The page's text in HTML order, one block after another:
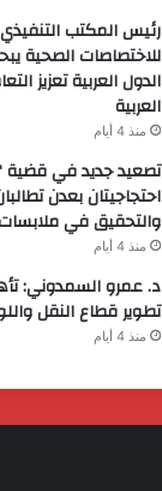
رئيس المكتب
للاختصاصات الصحية
الدول العربية تعزيز
العربية
منذ 4 أيام
تصعيد جديد في قضية
احتجاجيتان بعدن
والتحقيق في
منذ 4 أيام
د. عمرو السمدوني:
تطوير قطاع النقل
منذ 4 أيام